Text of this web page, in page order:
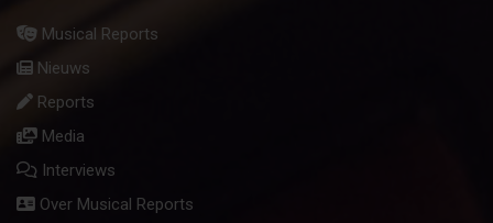
Musical Reports
Nieuws
Reports
Media
Interviews
Over Musical Reports